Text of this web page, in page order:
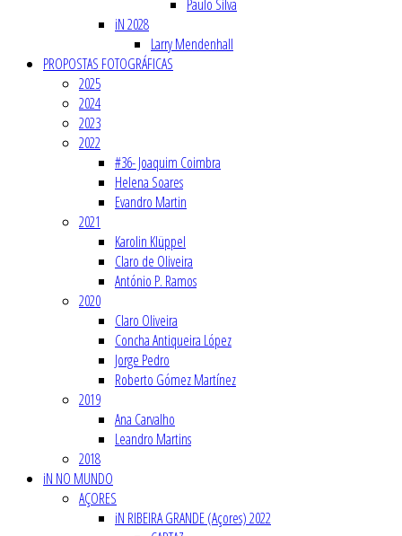
Paulo Silva
iN 2028
Larry Mendenhall
PROPOSTAS FOTOGRÁFICAS
2025
2024
2023
2022
#36- Joaquim Coimbra
Helena Soares
Evandro Martin
2021
Karolin Klüppel
Claro de Oliveira
António P. Ramos
2020
Claro Oliveira
Concha Antiqueira López
Jorge Pedro
Roberto Gómez Martínez
2019
Ana Carvalho
Leandro Martins
2018
iN NO MUNDO
AÇORES
iN RIBEIRA GRANDE (Açores) 2022